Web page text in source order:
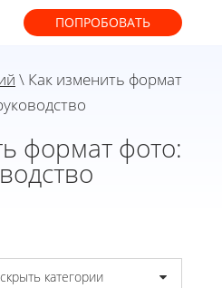
ПОПРОБОВАТЬ
\ Как изменить формат
формат фото:
категории